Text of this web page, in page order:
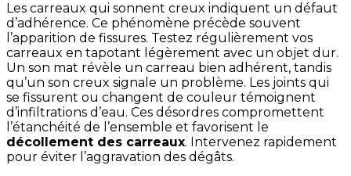
Les carreaux qui sonnent creux indiquent un défaut
d’adhérence. Ce phénomène précède souvent
l’apparition de fissures. Testez régulièrement vos
carreaux en tapotant légèrement avec un objet dur.
Un son mat révèle un carreau bien adhérent, tandis
qu’un son creux signale un problème. Les joints qui
se fissurent ou changent de couleur témoignent
d’infiltrations d’eau. Ces désordres compromettent
l’étanchéité de l’ensemble et favorisent le
décollement des carreaux. Intervenez rapidement
pour éviter l’aggravation des dégâts.